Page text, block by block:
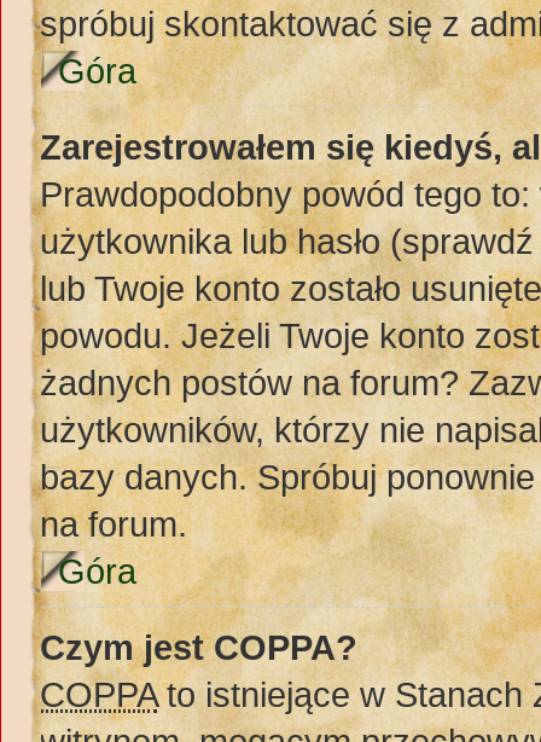
spróbuj skontaktować się z
Góra
Zarejestrowałem się kiedyś,
Prawdopodobny powód tego
użytkownika lub hasło
lub Twoje konto zostało
powodu. Jeżeli Twoje konto
żadnych postów na forum?
użytkowników, którzy nie
bazy danych. Spróbuj
na forum.
Góra
Czym jest COPPA?
COPPAto istniejące w Stanach